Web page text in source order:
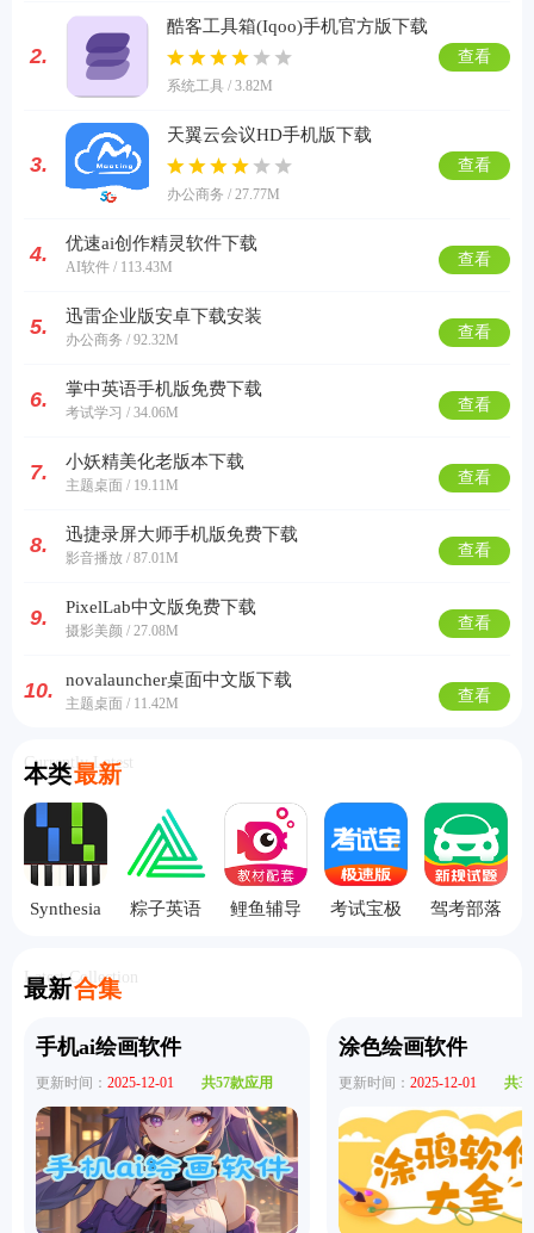
2.
酷客工具箱(Iqoo)手机官方版下载
系统工具 / 3.82M
查看
3.
天翼云会议HD手机版下载
办公商务 / 27.77M
查看
4. 优速ai创作精灵软件下载
AI软件 / 113.43M 查看
5. 迅雷企业版安卓下载安装
办公商务 / 92.32M 查看
6. 掌中英语手机版免费下载
考试学习 / 34.06M 查看
7. 小妖精美化老版本下载
主题桌面 / 19.11M 查看
8. 迅捷录屏大师手机版免费下载
影音播放 / 87.01M 查看
9. PixelLab中文版免费下载
摄影美颜 / 27.08M 查看
10. novalauncher桌面中文版下载
主题桌面 / 11.42M 查看
本类最新
Currently Latest
Synthesia
粽子英语
鲤鱼辅导
考试宝极
驾考部落
最新合集
Latest Collection
手机ai绘画软件
更新时间： 2025-12-01 共57款应用
涂色绘画软件
更新时间： 2025-12-01 共